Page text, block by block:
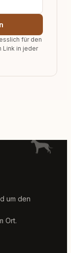
für den
Link in jeder
um den
Ort.